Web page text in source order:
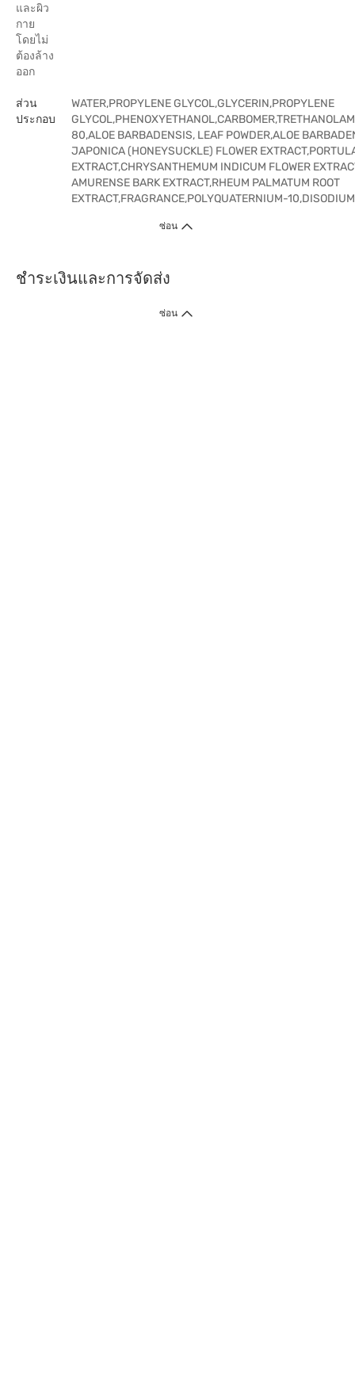
และผิว
กาย
โดยไม่
ต้องล้าง
ออก
ส่วน
ประกอบ
WATER,PROPYLENE GLYCOL,GLYCERIN,PROPYLENE
80,ALOE BARBADENSIS, LEAF POWDER,ALOE
JAPONICA (HONEYSUCKLE) FLOWER
EXTRACT,CHRYSANTHEMUM INDICUM FLOWER
AMURENSE BARK EXTRACT,RHEUM PALMATUM ROOT
EXTRACT,FRAGRANCE,POLYQUATERNIUM-
ซ่อน
ชำระเงินและการจัดส่ง
ซ่อน